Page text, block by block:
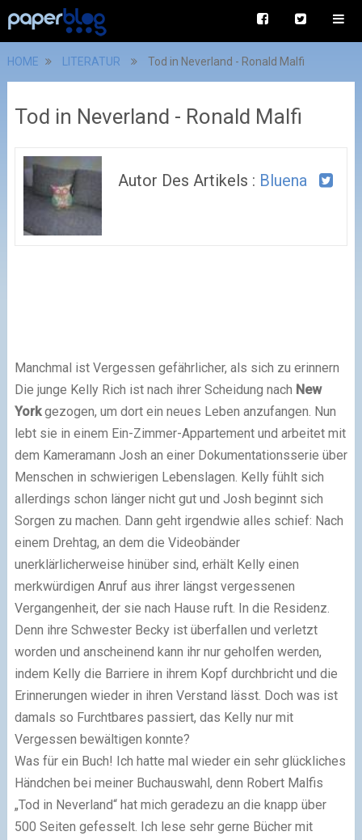
HOME LITERATUR Tod in Neverland - Ronald Malfi
Tod in Neverland - Ronald Malfi
Autor Des Artikels : Bluena
Manchmal ist Vergessen gefährlicher, als sich zu erinnern
Die junge Kelly Rich ist nach ihrer Scheidung nach New
Yorkgezogen, um dort ein neues Leben anzufangen. Nun
lebt sie in einem Ein-Zimmer-Appartement und arbeitet mit
dem Kameramann Josh an einer Dokumentationsserie über
Menschen in schwierigen Lebenslagen. Kelly fühlt sich
allerdings schon länger nicht gut und Josh beginnt sich
Sorgen zu machen. Dann geht irgendwie alles schief: Nach
einem Drehtag, an dem die Videobänder
unerklärlicherweise hinüber sind, erhält Kelly einen
merkwürdigen Anruf aus ihrer längst vergessenen
Vergangenheit, der sie nach Hause ruft. In die Residenz.
Denn ihre Schwester Becky ist überfallen und verletzt
worden und anscheinend kann ihr nur geholfen werden,
indem Kelly die Barriere in ihrem Kopf durchbricht und die
Erinnerungen wieder in ihren Verstand lässt. Doch was ist
damals so Furchtbares passiert, das Kelly nur mit
Vergessen bewältigen konnte?
Was für ein Buch! Ich hatte mal wieder ein sehr glückliches
Händchen bei meiner Buchauswahl, denn Robert Malfis
„Tod in Neverland“ hat mich geradezu an die knapp über
500 Seiten gefesselt. Ich lese sehr gerne Bücher mit